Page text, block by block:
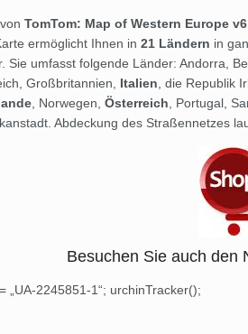
TomTom: Map of Western Europe
ermöglicht Ihnen in 21 Ländern in
Sie umfasst folgende Länder: Andorra,
Großbritannien,
Italien , die Republik
, Norwegen, Österreich , Portugal,
Abdeckung des Straßennetzes
Besuchen Sie auch den
= „UA-2245851-1“; urchinTracker();